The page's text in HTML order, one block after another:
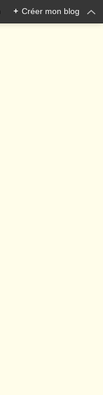
+ Créer mon blog